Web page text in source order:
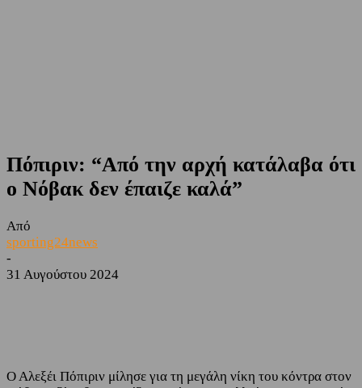
Πόπιριν: “Από την αρχή κατάλαβα ότι
ο Νόβακ δεν έπαιζε καλά”
Από
sporting24news
-
31 Αυγούστου 2024
Ο Αλεξέι Πόπιριν μίλησε για τη μεγάλη νίκη του κόντρα στον